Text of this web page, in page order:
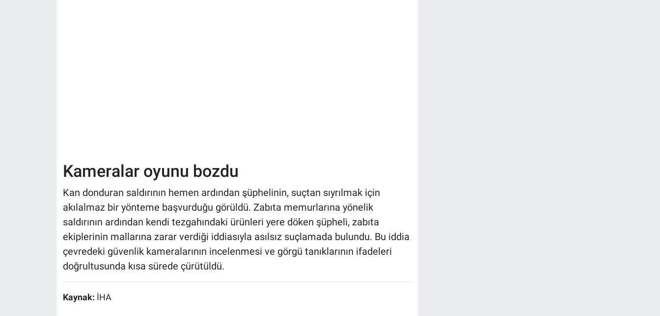
Kameralar oyunu bozdu
Kan donduran saldırının hemen ardından şüphelinin, suçtan sıyrılmak için
akılalmaz bir yönteme başvurduğu görüldü. Zabıta memurlarına yönelik
saldırının ardından kendi tezgahındaki ürünleri yere döken şüpheli, zabıta
ekiplerinin mallarına zarar verdiği iddiasıyla asılsız suçlamada bulundu. Bu iddia
çevredeki güvenlik kameralarının incelenmesi ve görgü tanıklarının ifadeleri
doğrultusunda kısa sürede çürütüldü.
Kaynak: İHA